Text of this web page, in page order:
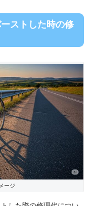
ストした時の修
ージ